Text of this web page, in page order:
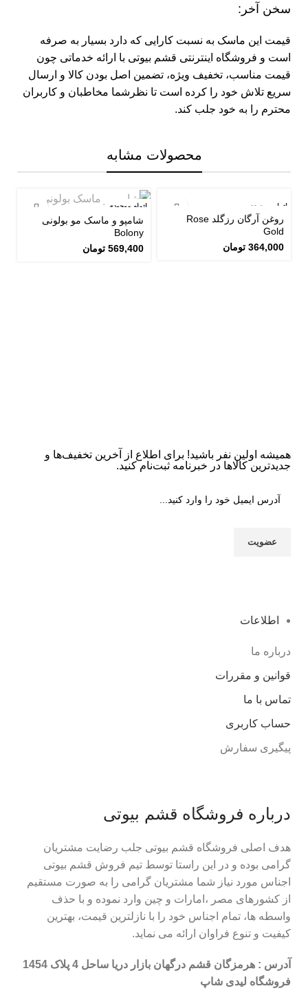
سخن آخر:
قیمت این ماسک به نسبت کارایی که دارد بسیار به صرفه
است و فروشگاه اینترنتی قشم بیوتی با ارائه خدماتی چون
قیمت مناسب، تخفیف ویژه، تضمین اصل بودن کالا و ارسال
سریع تلاش خود را کرده است تا نظرشما مخاطبان و کاربران
محترم را به خود جلب کند.
محصولات مشابه
اتمام موجودی
روغن آرگان رزگلد Rose
Gold
364,000 تومان
اتمام موجودی
شامپو و ماسک مو بولونی
Bolony
569,400 تومان
همیشه اولین نفر باشید! برای اطلاع از آخرین تخفیف‌ها و
جدیدترین کالاها در خبرنامه ثبت‌نام کنید.
اطلاعات
درباره ما
قوانین و مقررات
تماس با ما
حساب کاربری
پیگیری سفارش
درباره فروشگاه قشم بیوتی
هدف اصلی فروشگاه قشم بیوتی جلب رضایت مشتریان
گرامی بوده و در این راستا توسط تیم فروش قشم بیوتی
اجناس مورد نیاز شما مشتریان گرامی را به صورت مستقیم
از کشورهای مصر ،امارات و چین وارد نموده و با حذف
واسطه ها، تمام اجناس خود را با نازلترین قیمت، بهترین
کیفیت و تنوع فراوان ارائه می نماید.
آدرس : هرمزگان قشم درگهان بازار دریا ساحل 4 پلاک 1454
فروشگاه لیدی شاپ